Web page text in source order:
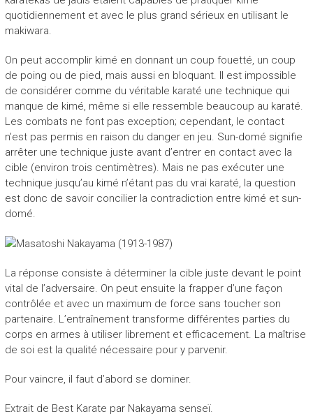
quotidiennement et avec le plus grand sérieux en utilisant le
makiwara.
On peut accomplir kimé en donnant un coup fouetté, un coup
de poing ou de pied, mais aussi en bloquant. Il est impossible
de considérer comme du véritable karaté une technique qui
manque de kimé, même si elle ressemble beaucoup au karaté.
Les combats ne font pas exception; cependant, le contact
n’est pas permis en raison du danger en jeu. Sun-domé signifie
arrêter une technique juste avant d’entrer en contact avec la
cible (environ trois centi­mètres). Mais ne pas exécuter une
technique jusqu’au kimé n’étant pas du vrai karaté, la question
est donc de savoir conci­lier la contradiction entre kimé et sun-
domé.
La réponse consiste à déterminer la cible juste devant le point
vital de l’adversaire. On peut ensuite la frapper d’une façon
contrôlée et avec un maximum de force sans toucher son
partenaire. L’entraînement transforme différentes parties du
corps en armes à utiliser librement et efficacement. La maîtrise
de soi est la qualité nécessaire pour y parvenir.
Pour vaincre, il faut d’abord se dominer.
Extrait de Best Karate par Nakayama senseï.